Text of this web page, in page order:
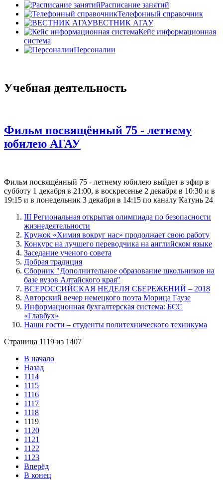
Расписание занятий
Телефонный справочник
ВЕСТНИК АГАУ
Кейс информационная
система
Персоналии
Учебная деятельность
Фильм посвящённый 75 - летнему
юбилею АГАУ
Фильм посвящённый 75 - летнему юбилею выйдет в эфир в
субботу 1 декабря в 21:00, в воскресенье 2 декабря в 10:30 и в
19:15 и в понедельник 3 декабря в 14:15 по каналу Катунь 24
III Региональная открытая олимпиада по безопасности
жизнедеятельности
Кружок «Химия вокруг нас» продолжает свою работу
Конкурс на лучшего переводчика на английском языке
Заседание ученого совета
Добрая традиция
Сборник "Дополнительное образование школьников на
базе вузов Алтайского края"
ВСЕРОССИЙСКАЯ НЕДЕЛЯ СБЕРЕЖЕНИЙ – 2018
Авторский вечер немецкого поэта Морица Гаузе
Информационная бухгалтерская система: БСС
«Главбух»
Наши гости – студенты политехнического техникума
Страница 1119 из 1407
В начало
Назад
1114
1115
1116
1117
1118
1119
1120
1121
1122
1123
Вперёд
В конец